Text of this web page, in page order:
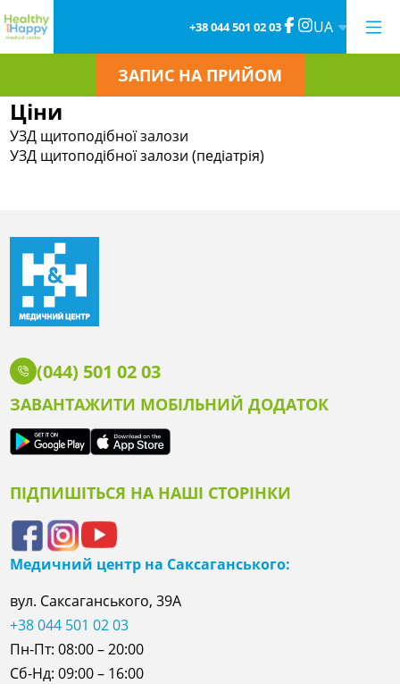
+38 044 501 02 03 UA
ЗАПИС НА ПРИЙОМ
Ціни
УЗД щитоподібної залози
УЗД щитоподібної залози (педіатрія)
(044) 501 02 03
ЗАВАНТАЖИТИ МОБІЛЬНИЙ ДОДАТОК
ПІДПИШІТЬСЯ НА НАШІ СТОРІНКИ
Медичний центр на Саксаганського:
вул. Саксаганського, 39А
+38 044 501 02 03
Пн-Пт: 08:00 – 20:00
Сб-Нд: 09:00 – 16:00